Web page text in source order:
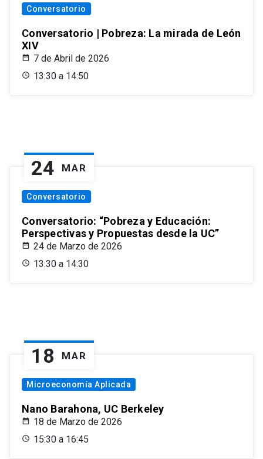
Conversatorio
Conversatorio | Pobreza: La mirada de León
XIV
7 de Abril de 2026
13:30 a 14:50
24 MAR
Conversatorio
Conversatorio: “Pobreza y Educación:
Perspectivas y Propuestas desde la UC”
24 de Marzo de 2026
13:30 a 14:30
18 MAR
Microeconomía Aplicada
Nano Barahona, UC Berkeley
18 de Marzo de 2026
15:30 a 16:45